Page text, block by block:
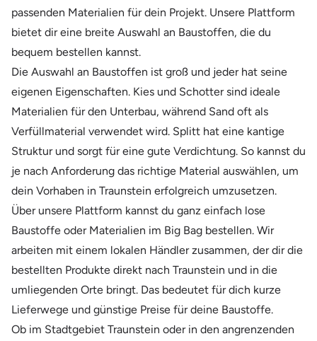
passenden Materialien für dein Projekt. Unsere Plattform
bietet dir eine breite Auswahl an Baustoffen, die du
bequem bestellen kannst.
Die Auswahl an Baustoffen ist groß und jeder hat seine
eigenen Eigenschaften. Kies und Schotter sind ideale
Materialien für den Unterbau, während Sand oft als
Verfüllmaterial verwendet wird. Splitt hat eine kantige
Struktur und sorgt für eine gute Verdichtung. So kannst du
je nach Anforderung das richtige Material auswählen, um
dein Vorhaben in Traunstein erfolgreich umzusetzen.
Über unsere Plattform kannst du ganz einfach lose
Baustoffe oder Materialien im Big Bag bestellen. Wir
arbeiten mit einem lokalen Händler zusammen, der dir die
bestellten Produkte direkt nach Traunstein und in die
umliegenden Orte bringt. Das bedeutet für dich kurze
Lieferwege und günstige Preise für deine Baustoffe.
Ob im Stadtgebiet Traunstein oder in den angrenzenden